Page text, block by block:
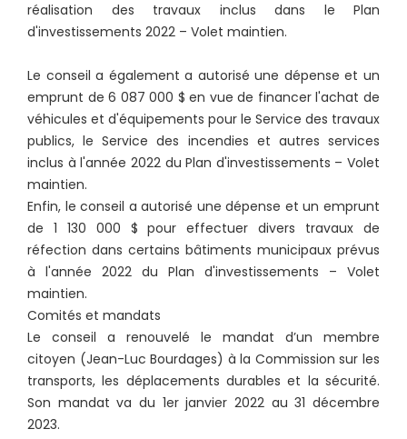
réalisation des travaux inclus dans le Plan
d'investissements 2022 – Volet maintien.
Le conseil a également a autorisé une dépense et un
emprunt de 6 087 000 $ en vue de financer l'achat de
véhicules et d'équipements pour le Service des travaux
publics, le Service des incendies et autres services
inclus à l'année 2022 du Plan d'investissements – Volet
maintien.
Enfin, le conseil a autorisé une dépense et un emprunt
de 1 130 000 $ pour effectuer divers travaux de
réfection dans certains bâtiments municipaux prévus
à l'année 2022 du Plan d'investissements – Volet
maintien.
Comités et mandats
Le conseil a renouvelé le mandat d’un membre
citoyen (Jean-Luc Bourdages) à la Commission sur les
transports, les déplacements durables et la sécurité.
Son mandat va du 1er janvier 2022 au 31 décembre
2023.